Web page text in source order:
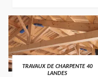
TRAVAUX DE CHARPENTE 40
LANDES